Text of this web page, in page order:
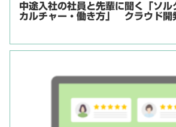
中途入社の社員と先輩に聞く「ソル
カルチャー・働き方」 クラウド開